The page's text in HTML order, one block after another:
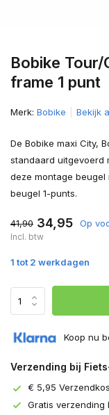
Bobike Tour/
frame 1 punt
Merk: Bobike Bekijk
De Bobike maxi City,
standaard uitgevoerd
deze montage
beugel 1-punts.
41,90 34,95 Op
Incl. btw
1 tot 2 werkdagen
Koop nu
Verzending bij
€ 5,95
Gratis verzending